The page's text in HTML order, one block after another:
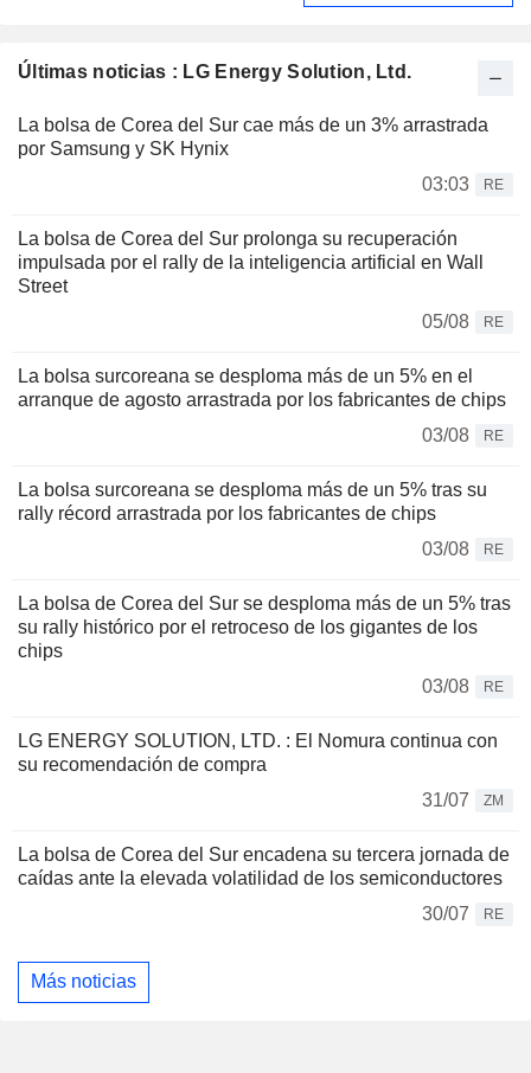
Últimas noticias : LG Energy Solution, Ltd.
La bolsa de Corea del Sur cae más de un 3% arrastrada
por Samsung y SK Hynix
03:03
RE
La bolsa de Corea del Sur prolonga su recuperación
impulsada por el rally de la inteligencia artificial en Wall
Street
05/08
RE
La bolsa surcoreana se desploma más de un 5% en el
arranque de agosto arrastrada por los fabricantes de chips
03/08
RE
La bolsa surcoreana se desploma más de un 5% tras su
rally récord arrastrada por los fabricantes de chips
03/08
RE
La bolsa de Corea del Sur se desploma más de un 5% tras
su rally histórico por el retroceso de los gigantes de los
chips
03/08
RE
LG ENERGY SOLUTION, LTD. : El Nomura continua con
su recomendación de compra
31/07
ZM
La bolsa de Corea del Sur encadena su tercera jornada de
caídas ante la elevada volatilidad de los semiconductores
30/07
RE
Más noticias